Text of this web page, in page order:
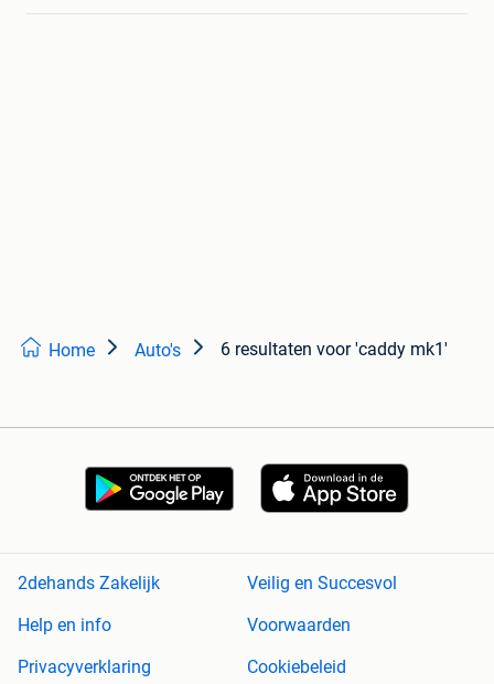
Home Auto's 6 resultaten voor 'caddy mk1'
2dehands Zakelijk
Veilig en Succesvol
Help en info
Voorwaarden
Privacyverklaring
Cookiebeleid